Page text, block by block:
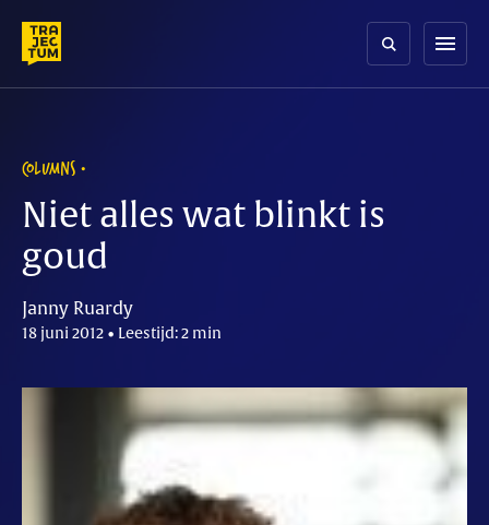
content
menu
COLUMNS
Niet alles wat blinkt is
goud
Janny Ruardy
18 juni 2012 • Leestijd: 2 min